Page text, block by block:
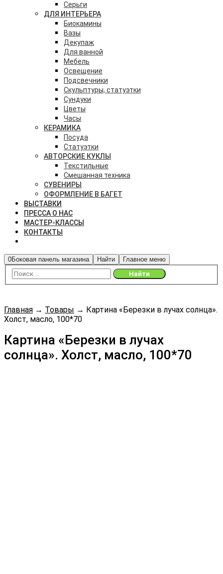
Серьги
ДЛЯ ИНТЕРЬЕРА
Биокамины
Вазы
Декупаж
Для ванной
Мебель
Освещение
Подсвечники
Скульптуры, статуэтки
Сундуки
Цветы
Часы
КЕРАМИКА
Посуда
Статуэтки
АВТОРСКИЕ КУКЛЫ
Текстильные
Смешанная техника
СУВЕНИРЫ
ОФОРМЛЕНИЕ В БАГЕТ
ВЫСТАВКИ
ПРЕССА О НАС
МАСТЕР-КЛАССЫ
КОНТАКТЫ
0Боковая панель магазина Найти Главное меню
Главная → Товары → Картина «Березки в лучах солнца».
Холст, масло, 100*70
Картина «Березки в лучах
солнца». Холст, масло, 100*70